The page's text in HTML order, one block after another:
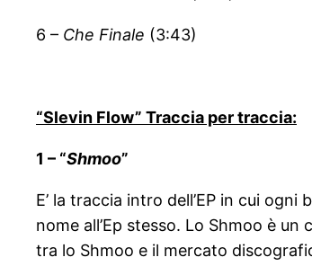
6 – Che Finale (3:43)
“Slevin Flow” Traccia per traccia:
1 – “Shmoo”
E’ la traccia intro dell’EP in cui
nome all’Ep stesso. Lo Shmoo è
tra lo Shmoo e il mercato